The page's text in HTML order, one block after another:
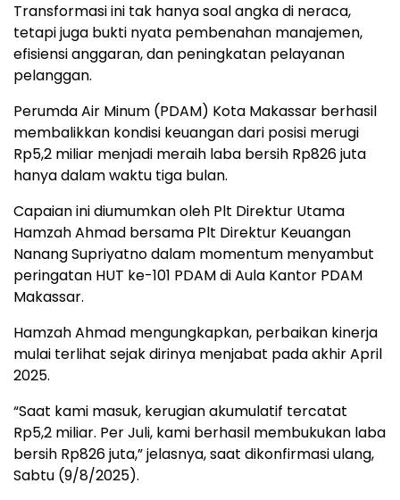
Transformasi ini tak hanya soal angka di neraca,
tetapi juga bukti nyata pembenahan manajemen,
efisiensi anggaran, dan peningkatan pelayanan
pelanggan.
Perumda Air Minum (PDAM) Kota Makassar berhasil
membalikkan kondisi keuangan dari posisi merugi
Rp5,2 miliar menjadi meraih laba bersih Rp826 juta
hanya dalam waktu tiga bulan.
Capaian ini diumumkan oleh Plt Direktur Utama
Hamzah Ahmad bersama Plt Direktur Keuangan
Nanang Supriyatno dalam momentum menyambut
peringatan HUT ke-101 PDAM di Aula Kantor PDAM
Makassar.
Hamzah Ahmad mengungkapkan, perbaikan kinerja
mulai terlihat sejak dirinya menjabat pada akhir April
2025.
“Saat kami masuk, kerugian akumulatif tercatat
Rp5,2 miliar. Per Juli, kami berhasil membukukan laba
bersih Rp826 juta,” jelasnya, saat dikonfirmasi ulang,
Sabtu (9/8/2025).